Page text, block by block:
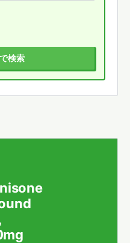
検索